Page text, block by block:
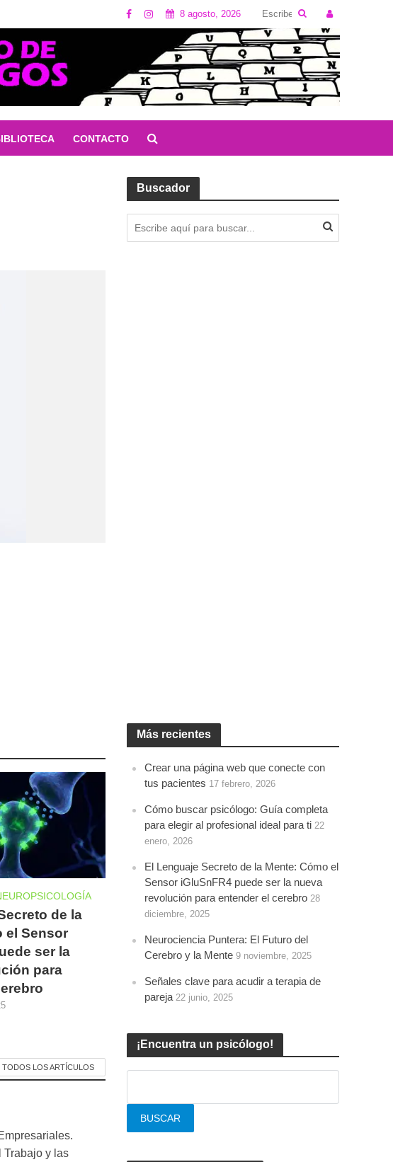
8 agosto, 2026
CONTACTO
de la
el Sensor
ser la
para
TODOS LOS ARTÍCULOS
Trabajo y las
Buscador
Más recientes
Crear una página web que conecte con
tus pacientes 17 febrero, 2026
Cómo buscar psicólogo: Guía completa
para elegir al profesional ideal para ti 22
enero, 2026
El Lenguaje Secreto de la Mente: Cómo el
Sensor iGluSnFR4 puede ser la nueva
revolución para entender el cerebro 28
diciembre, 2025
Neurociencia Puntera: El Futuro del
Cerebro y la Mente 9 noviembre, 2025
Señales clave para acudir a terapia de
pareja 22 junio, 2025
¡Encuentra un psicólogo!